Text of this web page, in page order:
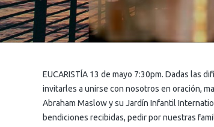
EUCARISTÍA 13 de mayo 7:30pm. Dadas las
invitarles a unirse con nosotros en oración,
Abraham Maslow y su Jardín Infantil
bendiciones recibidas, pedir por nuestras